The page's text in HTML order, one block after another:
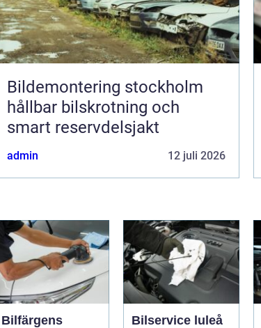
Bildemontering stockholm
hållbar bilskrotning och
smart reservdelsjakt
admin 12 juli 2026
Bilfärgens
Bilservice luleå